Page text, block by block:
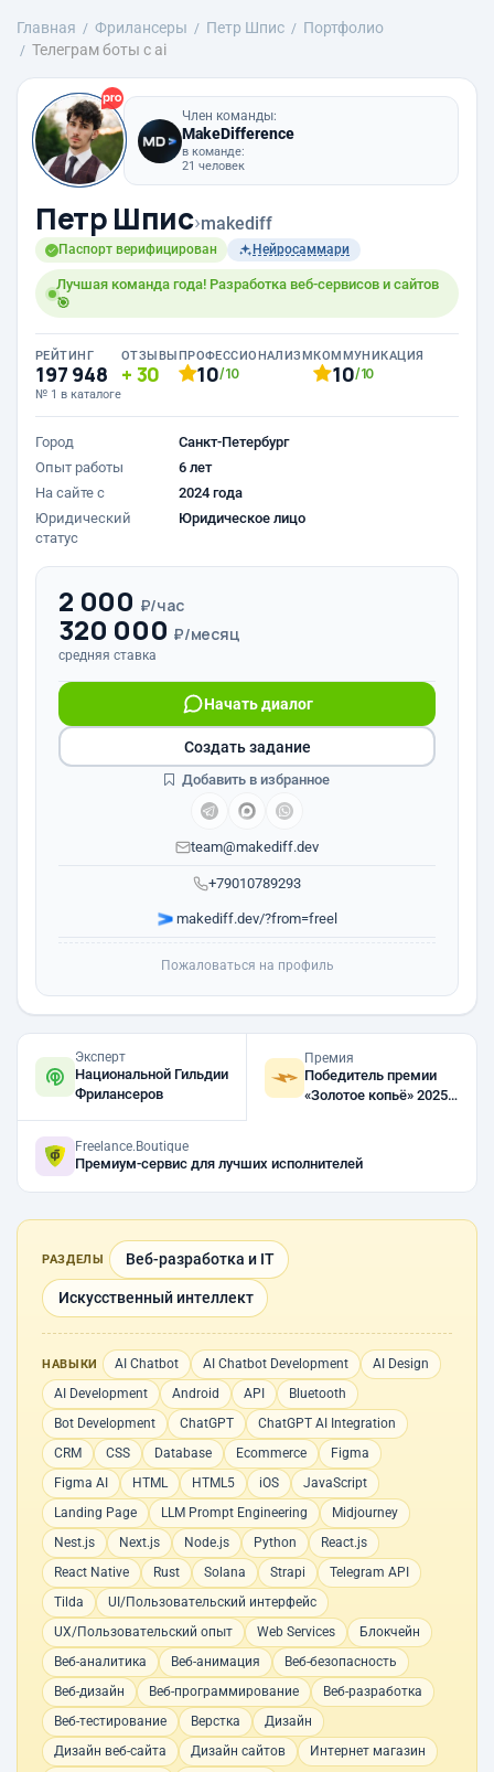
Главная Фрилансеры Петр Шпис
Портфолио
Телеграм боты с ai
Член команды:
MakeDifference
в команде:
21 человек
Петр Шпис›makediff
Паспорт верифицирован Нейросаммари
Лучшая команда года! Разработка веб-сервисов и сайтов
🎯
РЕЙТИНГ
197 948
№ 1 в каталоге
ОТЗЫВЫ
30
ПРОФЕССИОНАЛИЗМ
10/10
КОММУНИКАЦИЯ
10/10
Город
Санкт-Петербург
Опыт работы
6 лет
На сайте с
2024 года
Юридический
статус
Юридическое лицо
2 000 ₽/час
320 000 ₽/месяц
средняя ставка
+79010789293
Начать диалог
team@makediff.dev
makediff.dev/?from=freel
Создать задание
Добавить в избранное
Пожаловаться на профиль
Эксперт
Национальной Гильдии
Фрилансеров
Премия
Победитель премии
«Золотое копьё» 2025,
Freelance.Boutique
Премиум-сервис для лучших исполнителей
РАЗДЕЛЫ Веб-разработка и IT
Искусственный интеллект
НАВЫКИ AI Chatbot AI Chatbot Development
AI Design
AI Development
Android API
Bluetooth
Bot Development
ChatGPT
ChatGPT AI Integration
CRM
CSS Database Ecommerce
Figma
Figma AI
HTML HTML5 iOS
JavaScript
Landing Page
LLM Prompt Engineering
Midjourney
Nest.js
Next.js Node.js Python
React.js
React Native
Rust Solana Strapi
Telegram API
Tilda
UI/Пользовательский интерфейс
UX/Пользовательский опыт
Web Services
Блокчейн
Веб-аналитика
Веб-анимация
Веб-безопасность
Веб-дизайн
Веб-программирование
Веб-разработка
Веб-тестирование
Верстка
Дизайн
Дизайн веб-сайта
Дизайн сайтов
Интернет магазин